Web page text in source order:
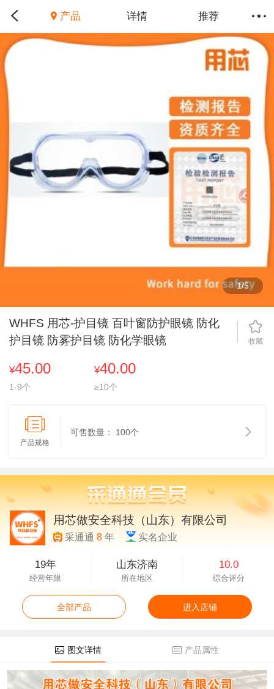
产品 详情 推荐
1/5
WHFS 用芯-护目镜 百叶窗防护眼镜 防化
护目镜 防雾护目镜 防化学眼镜
收藏
¥45.00
1-9个
¥40.00
≥10个
产品规格
可售数量： 100个
用芯做安全科技（山东）有限公司
采通通8 年 实名企业
19年
经营年限
山东济南
所在地区
10.0
综合评分
全部产品 进入店铺
图文详情 产品属性